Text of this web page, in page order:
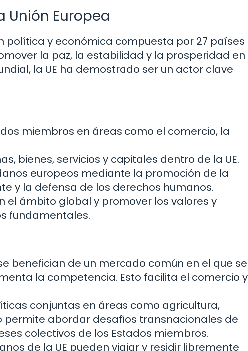
Unión Europea
política y económica compuesta por 27 países
la paz, la estabilidad y la prosperidad en
la UE ha demostrado ser un actor clave
miembros en áreas como el comercio, la
bienes, servicios y capitales dentro de la UE.
europeos mediante la promoción de la
y la defensa de los derechos humanos.
el ámbito global y promover los valores y
fundamentales.
benefician de un mercado común en el que se
la competencia. Esto facilita el comercio y
conjuntas en áreas como agricultura,
permite abordar desafíos transnacionales de
colectivos de los Estados miembros.
de la UE pueden viajar y residir libremente